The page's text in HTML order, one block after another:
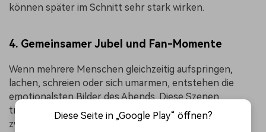
können später im Schnitt sehr stark wirken.
4. Gemeinsamer Jubel und Fan-Momente
Wenn mehrere Menschen gleichzeitig aufspringen,
lachen, schreien oder sich umarmen, entstehen die
emotionalsten Bilder des Abends. Diese Szenen
transportieren sofort Gemeinschaft und Fan-Energie –
zwei Dinge, die für Watch-Party-Videos besonders
Diese Seite in „Google Play“ öffnen?